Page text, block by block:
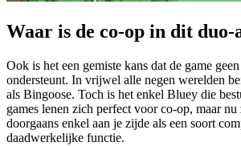
Waar is de co-op in dit
Ook is het een gemiste kans dat de game
ondersteunt. In vrijwel alle negen werelden
als Bingoose. Toch is het enkel Bluey die
games lenen zich perfect voor co-op, maar
doorgaans enkel aan je zijde als een soort
daadwerkelijke functie.